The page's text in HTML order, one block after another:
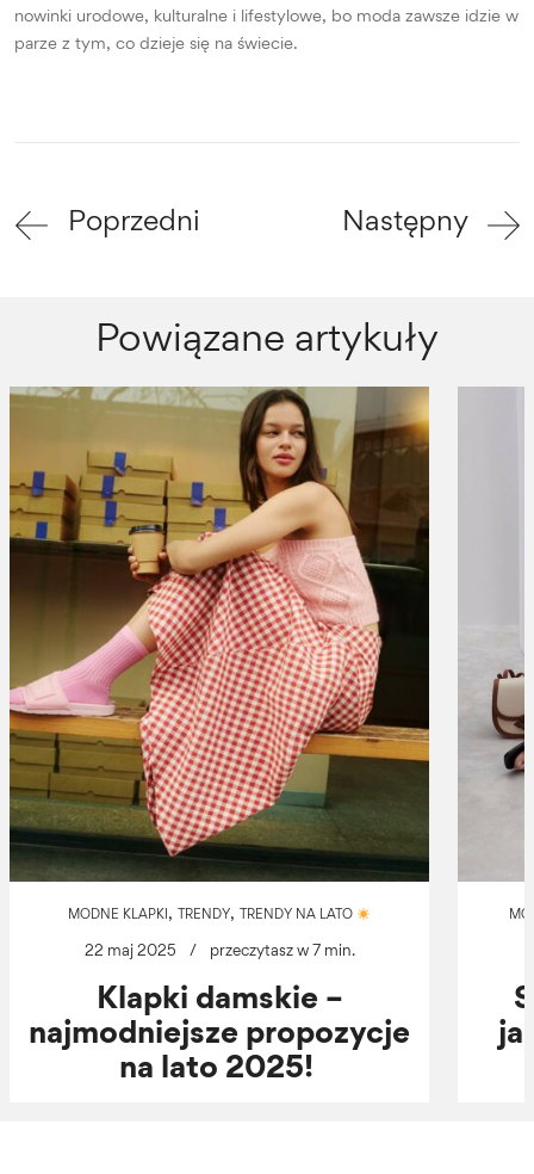
nowinki urodowe, kulturalne i lifestylowe, bo moda zawsze idzie w
parze z tym, co dzieje się na świecie.
Poprzedni Następny
Powiązane artykuły
MODNE KLAPKI ,TRENDY,TRENDY NA LATO
22 maj 2025 / przeczytasz w 7 min.
Klapki damskie –
najmodniejsze propozycje
na lato 2025!